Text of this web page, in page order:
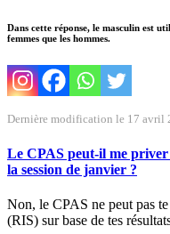
Dans cette réponse, le masculin est
femmes que les hommes.
Dernière modification le 17 avril
Le CPAS peut-il me priver
la session de janvier ?
Non, le CPAS ne peut pas
(RIS) sur base de tes